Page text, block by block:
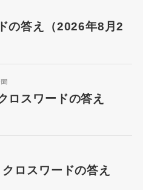
の答え（2026年8月2
ロスワードの答え
ロスワードの答え